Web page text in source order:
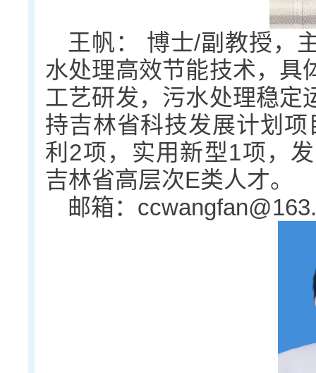
王帆： 博士/副教授，
水处理高效节能技术，具
工艺研发，污水处理稳定
持吉林省科技发展计划
利2项，实用新型1项，
吉林省高层次E类人才。
邮箱：